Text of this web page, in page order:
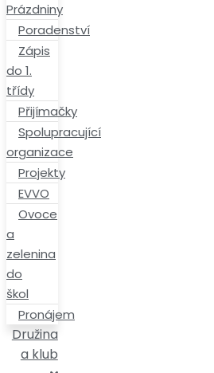
Prázdniny
Poradenství
Zápis
do 1.
třídy
Přijímačky
Spolupracující
organizace
Projekty
EVVO
Ovoce
a
zelenina
do
škol
Pronájem
Družina
a klub